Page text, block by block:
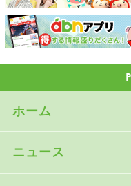
ホーム
ニュース